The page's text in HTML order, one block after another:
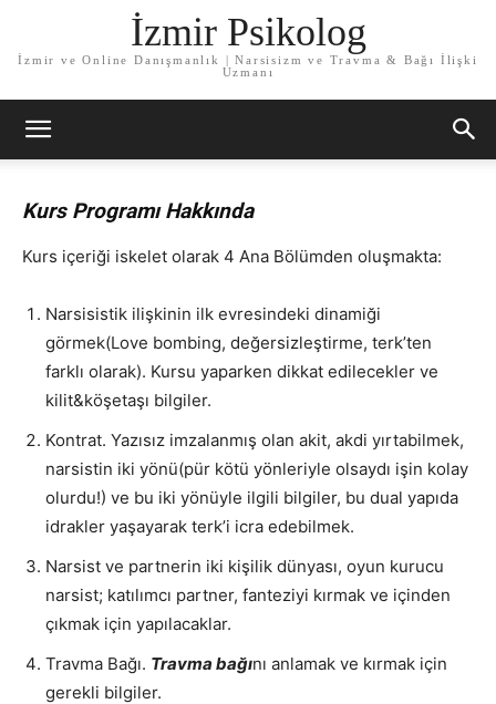
İzmir Psikolog
İzmir ve Online Danışmanlık | Narsisizm ve Travma & Bağı İlişki
Uzmanı
Kurs Programı Hakkında
Kurs içeriği iskelet olarak 4 Ana Bölümden oluşmakta:
Narsisistik ilişkinin ilk evresindeki dinamiği
görmek(Love bombing, değersizleştirme, terk’ten
farklı olarak). Kursu yaparken dikkat edilecekler ve
kilit&köşetaşı bilgiler.
Kontrat. Yazısız imzalanmış olan akit, akdi yırtabilmek,
narsistin iki yönü(pür kötü yönleriyle olsaydı işin kolay
olurdu!) ve bu iki yönüyle ilgili bilgiler, bu dual yapıda
idrakler yaşayarak terk’i icra edebilmek.
Narsist ve partnerin iki kişilik dünyası, oyun kurucu
narsist; katılımcı partner, fanteziyi kırmak ve içinden
çıkmak için yapılacaklar.
Travma Bağı. Travma bağını anlamak ve kırmak için
gerekli bilgiler.